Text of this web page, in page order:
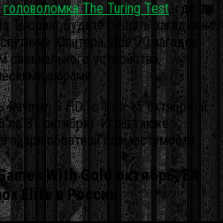
головоломкаThe Turing Test , где вы
Тьюринг будете решать загадки на
Юпитера. Все 70 загадок
специального устройства,
шарами.
Rayman 3 HD (с 1 по 15 октября) и
по 31 октября). Игры также
обратной совместимости.
With Gold октябрь, EA
Elite в России